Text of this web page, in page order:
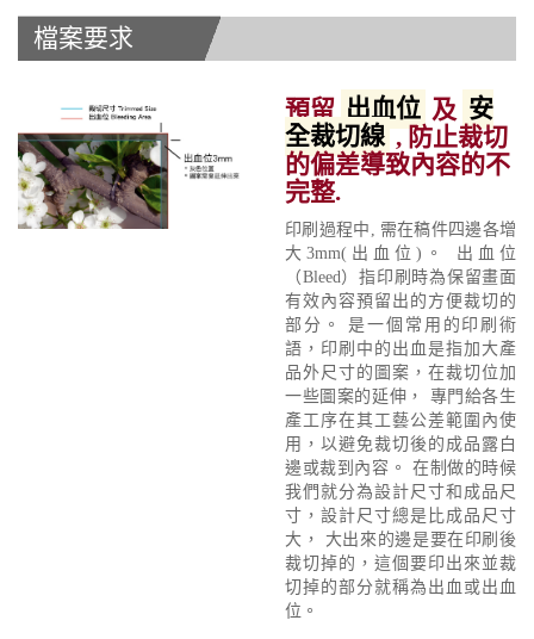
檔案要求
預留 出血位 及 安
全裁切線, 防止裁切
的偏差導致內容的不
完整.
印刷過程中, 需在稿件四邊各增
大3mm(出血位)。 出血位
（Bleed）指印刷時為保留畫面
有效內容預留出的方便裁切的
部分。 是一個常用的印刷術
語，印刷中的出血是指加大產
品外尺寸的圖案，在裁切位加
一些圖案的延伸， 專門給各生
產工序在其工藝公差範圍內使
用，以避免裁切後的成品露白
邊或裁到內容。 在制做的時候
我們就分為設計尺寸和成品尺
寸，設計尺寸總是比成品尺寸
大， 大出來的邊是要在印刷後
裁切掉的，這個要印出來並裁
切掉的部分就稱為出血或出血
位。